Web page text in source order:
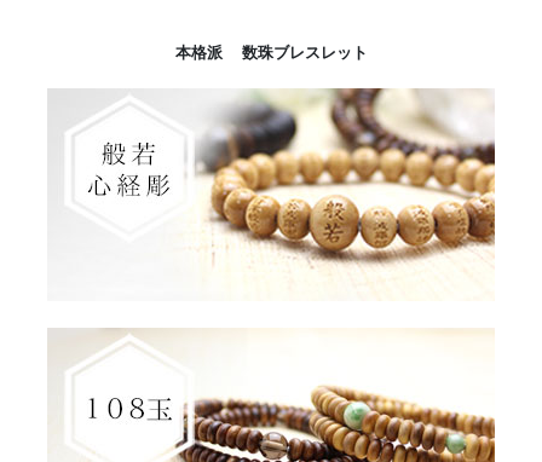
本格派 数珠ブレスレット